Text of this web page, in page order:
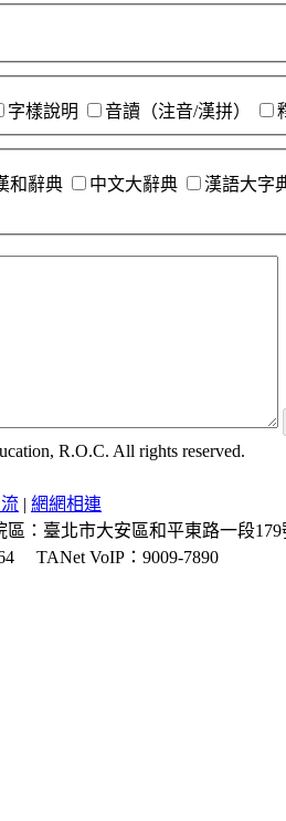
字樣說明 音讀（注音/漢拼）
和辭典 中文大辭典 漢語大字
R.O.C. All rights reserved.
| 網網相連
區：臺北市大安區和平東路一段179
TANet VoIP：9009-7890